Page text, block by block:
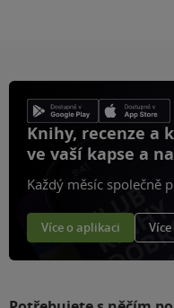
Knihy, recenze a
ve vaší kapse a
Každý měsíc společně
Více o aplikaci